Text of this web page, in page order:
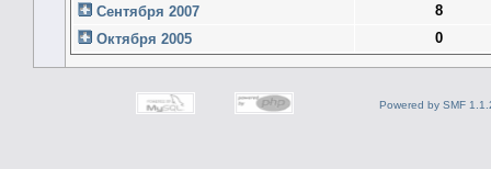
Сентября 2007
8
Октября 2005
0
Powered by SMF